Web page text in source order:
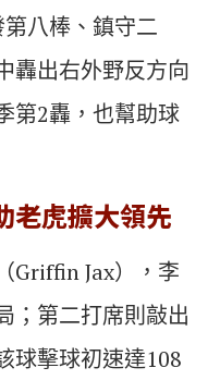
八棒、鎮守二
轟出右外野反方向
第2轟，也幫助球
虎擴大領先
Griffin Jax），李
；第二打席則敲出
球擊球初速達108